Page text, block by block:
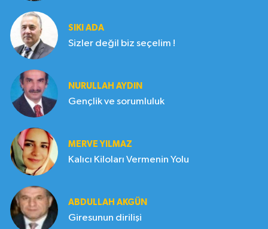
SIKI ADA
Sizler değil biz seçelim !
NURULLAH AYDIN
Gençlik ve sorumluluk
MERVE YILMAZ
Kalıcı Kiloları Vermenin Yolu
ABDULLAH AKGÜN
Giresunun dirilişi